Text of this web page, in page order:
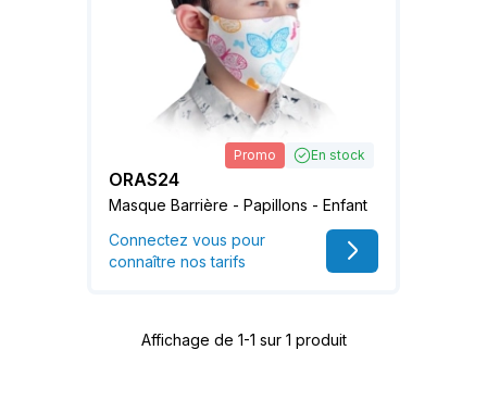
Promo En stock
ORAS24
Masque Barrière - Papillons - Enfant
Connectez vous pour
connaître nos tarifs
Affichage de 1-1 sur 1 produit